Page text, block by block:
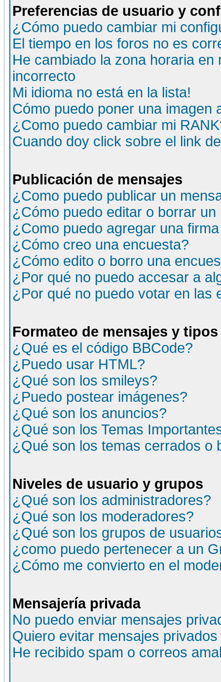
Preferencias de usuario y
¿Cómo puedo cambiar mi
El tiempo en los foros no es
He cambiado la zona horaria
incorrecto
Mi idioma no está en la lista!
Cómo puedo poner una imagen
¿Como puedo cambiar mi
Cuando doy click sobre el link
Publicación de mensajes
¿Como puedo publicar un
¿Cómo puedo editar o borrar un
¿Como puedo agregar una
¿Cómo creo una encuesta?
¿Cómo edito o borro una
¿Por qué no puedo accesar a
¿Por qué no puedo votar en las
Formateo de mensajes y
¿Qué es el código BBCode?
¿Puedo usar HTML?
¿Qué son los smileys?
¿Puedo postear imágenes?
¿Qué son los anuncios?
¿Qué son los Temas
¿Qué son los temas cerrados o
Niveles de usuario y grupos
¿Qué son los administradores?
¿Qué son los moderadores?
¿Qué son los grupos de
¿como puedo pertenecer a un
¿Cómo me convierto en el
Mensajería privada
No puedo enviar mensajes
Quiero evitar mensajes
He recibido spam o correos